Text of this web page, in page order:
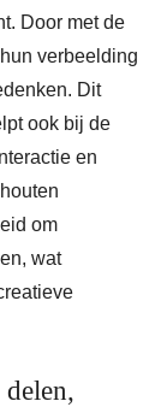
Door met de
verbeelding
Dit
ook bij de
en
om
wat